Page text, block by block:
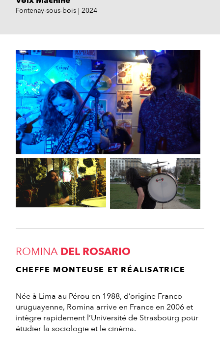
Fontenay-sous-bois 2024
Aubervilliers (93) 2023
Kyiv, Ukraine 2022
à Buenos Aires en Argentine
ROMINA DEL ROSARIO
CHEFFE MONTEUSE ET RÉALISATRICE
Née à Lima au Pérou en 1988, d’origine Franco-
uruguayenne, Romina arrive en France en 2006 et
intègre rapidement l’Université de Strasbourg pour
étudier la sociologie et le cinéma.